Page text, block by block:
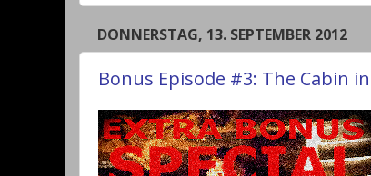
DONNERSTAG, 13. SEPTEMBER 2012
Bonus Episode #3: The Cabin